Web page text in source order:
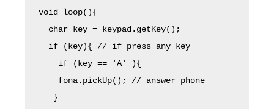
void loop(){
  char key = keypad.getKey();
  if (key){ // if press any key
    if (key == 'A' ){
    fona.pickUp(); // answer phone
   }